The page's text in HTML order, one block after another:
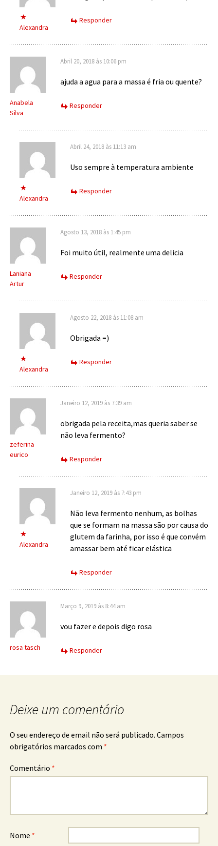
Alexandra
Responder
Anabela
Silva
Abril 20, 2018 às 10:06 pm
ajuda a agua para a massa é fria ou quente?
Responder
Alexandra
Abril 24, 2018 às 11:13 am
Uso sempre à temperatura ambiente
Responder
Laniana
Artur
Agosto 13, 2018 às 1:45 pm
Foi muito útil, realmente uma delicia
Responder
Alexandra
Agosto 22, 2018 às 11:08 am
Obrigada =)
Responder
zeferina
eurico
Janeiro 12, 2019 às 7:39 am
obrigada pela receita,mas queria saber se
não leva fermento?
Responder
Alexandra
Janeiro 12, 2019 às 7:43 pm
Não leva fermento nenhum, as bolhas
que se formam na massa são por causa do
glutem da farinha, por isso é que convém
amassar bem até ficar elástica
Responder
rosa tasch
Março 9, 2019 às 8:44 am
vou fazer e depois digo rosa
Responder
Deixe um comentário
O seu endereço de email não será publicado. Campos
obrigatórios marcados com *
Comentário *
Nome *